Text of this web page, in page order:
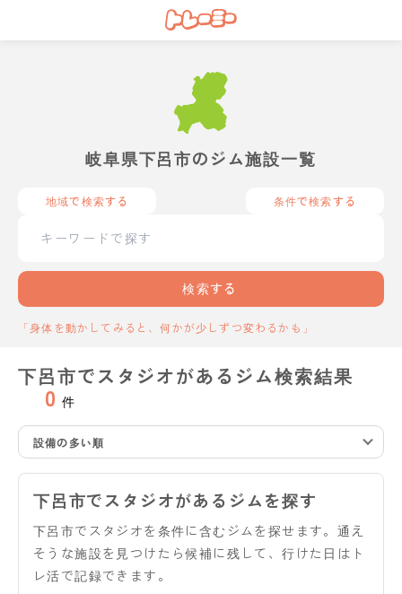
岐阜県下呂市のジム施設一覧
地域で検索する 条件で検索する
検索する
「身体を動かしてみると、何かが少しずつ変わるかも」
下呂市でスタジオがあるジム検索結果
0 件
設備の多い順
下呂市でスタジオがあるジムを探す
下呂市でスタジオを条件に含むジムを探せます。通え
そうな施設を見つけたら候補に残して、行けた日はト
レ活で記録できます。